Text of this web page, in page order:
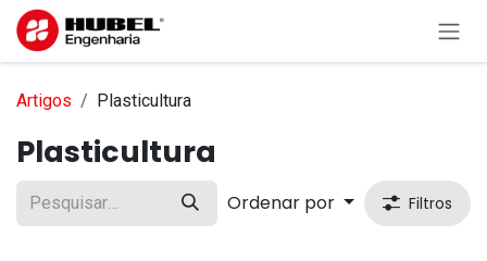
Pular para o conteúdo
Artigos Plasticultura
Plasticultura
Ordenar por Filtros